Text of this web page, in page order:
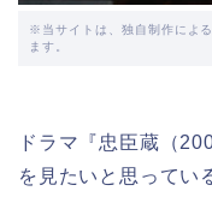
※当サイトは、独自制作によ
ます。
ドラマ『忠臣蔵（
を見たいと思ってい